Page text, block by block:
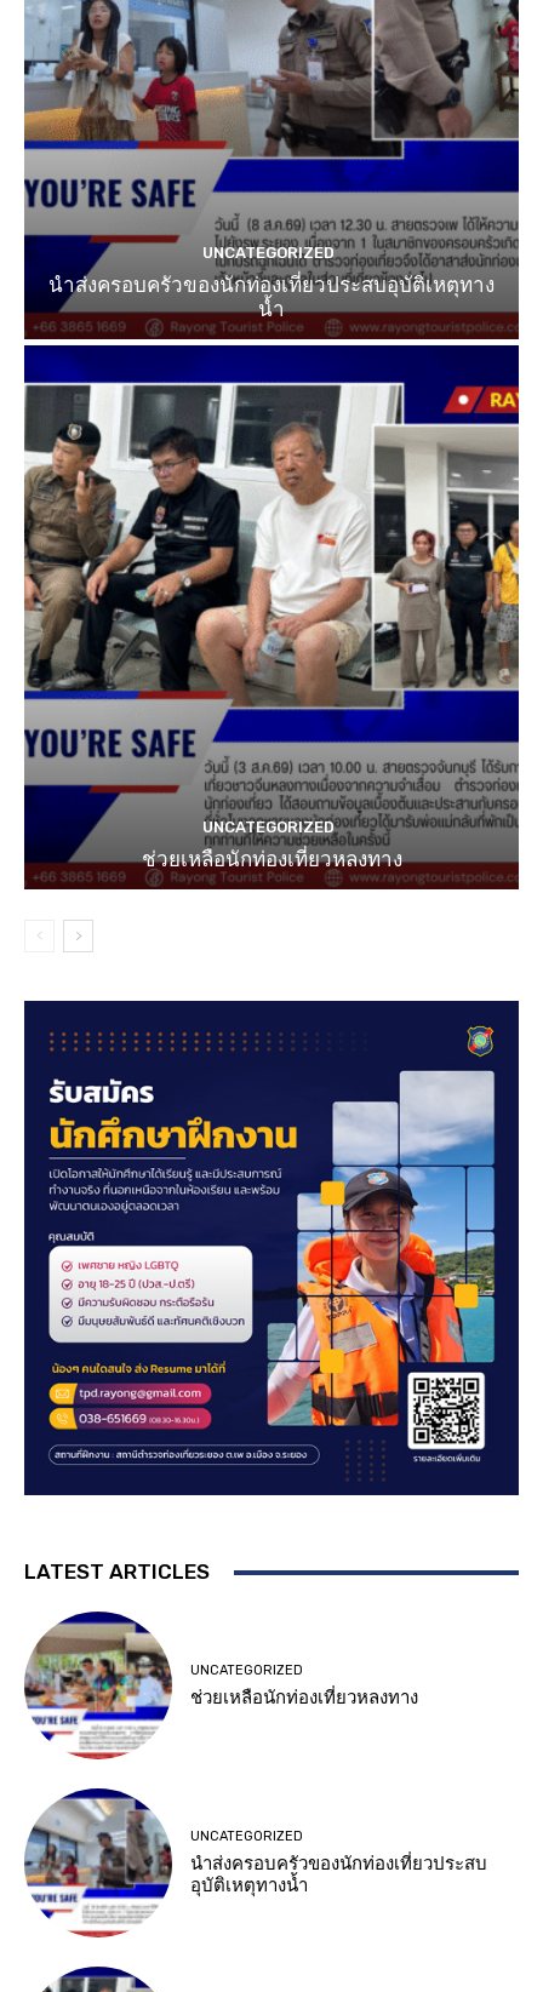
UNCATEGORIZED
นำส่งครอบครัวของนักท่องเที่ยวประสบอุบัติเหตุทาง
น้ำ
UNCATEGORIZED
ช่วยเหลือนักท่องเที่ยวหลงทาง
LATEST ARTICLES
UNCATEGORIZED
ช่วยเหลือนักท่องเที่ยวหลงทาง
UNCATEGORIZED
นำส่งครอบครัวของนักท่องเที่ยวประสบ
อุบัติเหตุทางน้ำ